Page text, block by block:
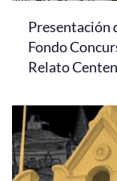
Presentación
Fondo
Relato